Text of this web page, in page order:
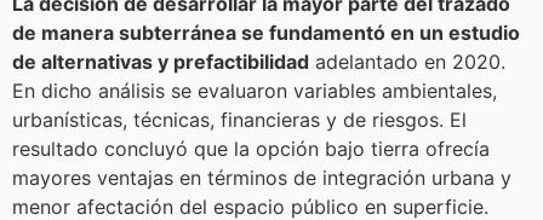
de manera subterránea se fundamentó en un estudio
de alternativas y prefactibilidad adelantado en 2020.
En dicho análisis se evaluaron variables ambientales,
urbanísticas, técnicas, financieras y de riesgos. El
resultado concluyó que la opción bajo tierra ofrecía
mayores ventajas en términos de integración urbana y
menor afectación del espacio público en superficie.